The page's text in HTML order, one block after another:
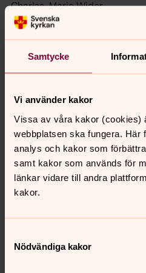
Samtycke
Vi använder kakor
Vissa av våra kakor (cookies)
webbplatsen ska fungera. Här
analys och kakor som
samt kakor som används för
länkar vidare till andra
kakor.
Nödvändiga kakor
Charles-Marie Widor
Friday 24 July at 19:00
Bach goes Merseburg
Aleksanteri Wallius, organ
Music by Franz Liszt, Olli Saari
Friday 31 July at 19:00
Linda Sítková, organ (Prague)
Music by Johann Sebastian
Wiedermann, Louis Vierne &
Friday 7 August at 19:00
Bach goes continental
(Copenhagen/Stockholm)
Marchand, Johann Sebastian